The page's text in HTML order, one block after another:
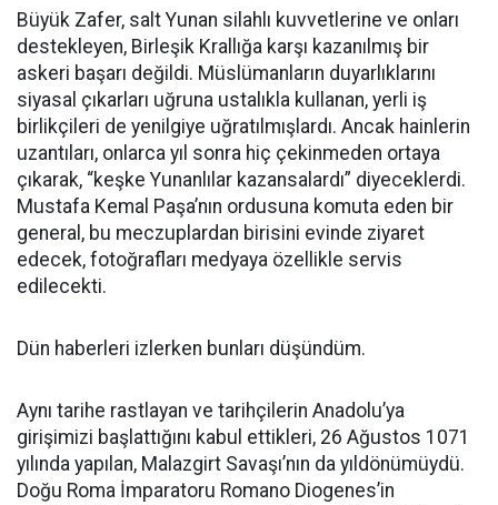
Büyük Zafer, salt Yunan silahlı kuvvetlerine ve onları
destekleyen, Birleşik Krallığa karşı kazanılmış bir
askeri başarı değildi. Müslümanların duyarlıklarını
siyasal çıkarları uğruna ustalıkla kullanan, yerli iş
birlikçileri de yenilgiye uğratılmışlardı. Ancak hainlerin
uzantıları, onlarca yıl sonra hiç çekinmeden ortaya
çıkarak, “keşke Yunanlılar kazansalardı” diyeceklerdi.
Mustafa Kemal Paşa’nın ordusuna komuta eden bir
general, bu meczuplardan birisini evinde ziyaret
edecek, fotoğrafları medyaya özellikle servis
edilecekti.
Dün haberleri izlerken bunları düşündüm.
Aynı tarihe rastlayan ve tarihçilerin Anadolu’ya
girişimizi başlattığını kabul ettikleri, 26 Ağustos 1071
yılında yapılan, Malazgirt Savaşı’nın da yıldönümüydü.
Doğu Roma İmparatoru Romano Diogenes’in